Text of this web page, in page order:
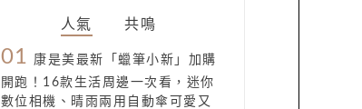
人氣 共鳴
01
康是美最新「蠟筆小新」加購
開跑！16款生活周邊一次看，迷你
數位相機、晴雨兩用自動傘可愛又